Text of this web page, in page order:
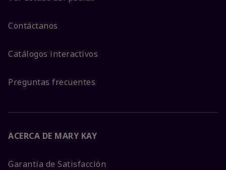
Contáctanos
Catálogos interactivos
Preguntas frecuentes
ACERCA DE MARY KAY
Garantía de Satisfacción